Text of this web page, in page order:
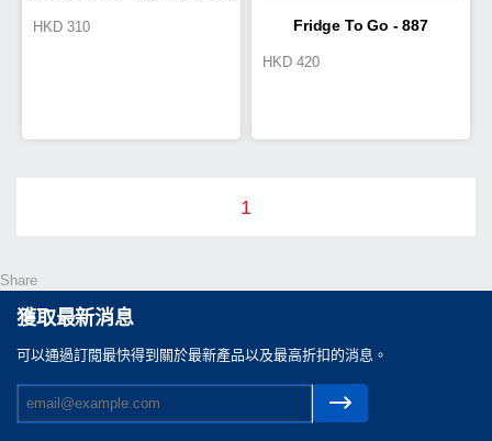
HKD 310 Fridge To Go - 887
HKD 420
1
Share
獲取最新消息
可以通過訂閲最快得到關於最新產品以及最高折扣的消息。